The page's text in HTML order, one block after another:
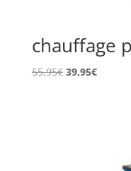
chauffage
55,95€ Le
39,95€Le